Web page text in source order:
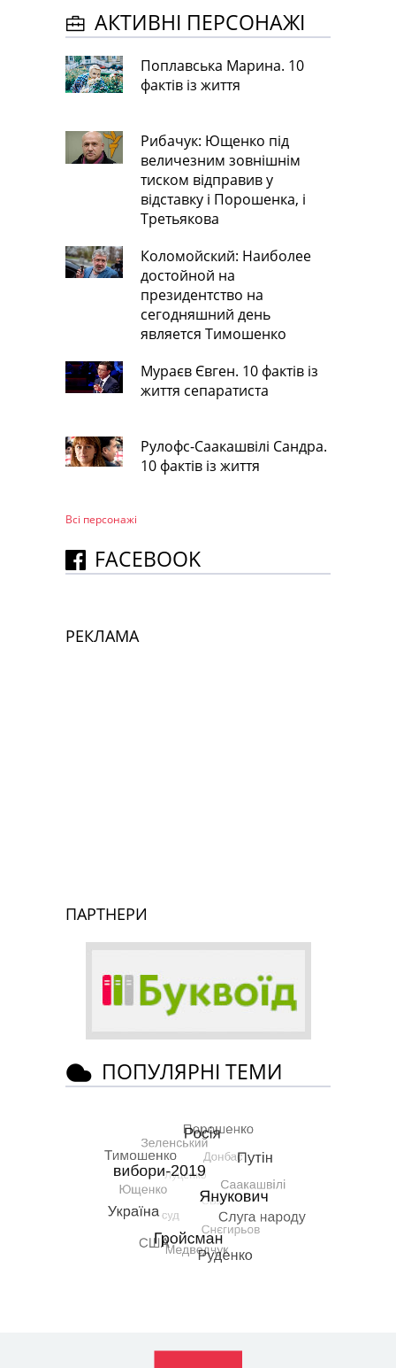
АКТИВНІ ПЕРСОНАЖІ
Поплавська Марина. 10
фактів із життя
Рибачук: Ющенко під
величезним зовнішнім
тиском відправив у
відставку і Порошенка, і
Третьякова
Коломойский: Наиболее
достойной на
президентство на
сегодняшний день
является Тимошенко
Мураєв Євген. 10 фактів із
життя сепаратиста
Рулофс-Саакашвілі Сандра.
10 фактів із життя
Всі персонажi
FACEBOOK
РЕКЛАМА
ПАРТНЕРИ
ПОПУЛЯРНІ ТЕМИ